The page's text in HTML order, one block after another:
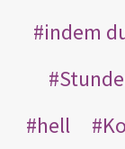
indem
hell